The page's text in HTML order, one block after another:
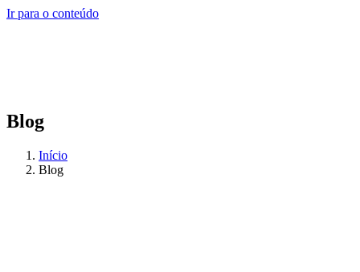
Ir para o conteúdo
Blog
Início
Blog